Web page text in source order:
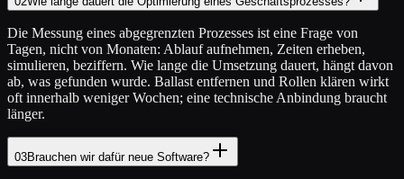
Die Messung eines abgegrenzten Prozesses ist eine Frage von
Tagen, nicht von Monaten: Ablauf aufnehmen, Zeiten erheben,
simulieren, beziffern. Wie lange die Umsetzung dauert, hängt davon
ab, was gefunden wurde. Ballast entfernen und Rollen klären wirkt
oft innerhalb weniger Wochen; eine technische Anbindung braucht
länger.
03Brauchen wir dafür neue Software?